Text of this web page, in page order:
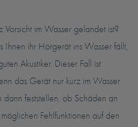
im Wasser gelandet ist?
Ihnen ihr Hörgerät ins Wasser fällt,
Akustiker. Dieser Fall ist
das Gerät nur kurz im Wasser
feststellen, ob Schäden an
Fehlfunktionen auf den